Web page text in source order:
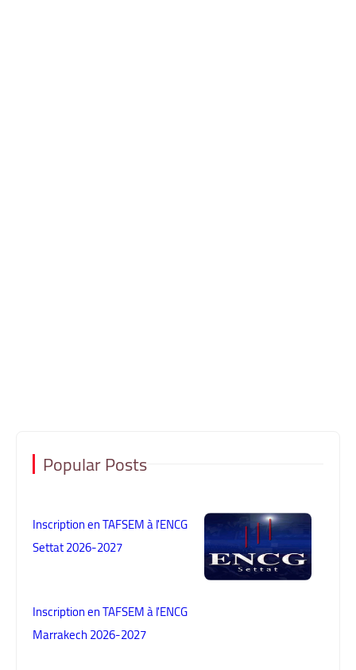
Popular Posts
Inscription en TAFSEM à l'ENCG
Settat 2026-2027
Inscription en TAFSEM à l'ENCG
Marrakech 2026-2027